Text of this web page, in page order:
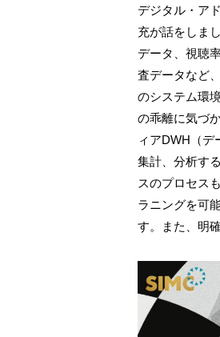
デジタル・ア
充が話をしま
データ、視聴
査データなど
のシステム環
の乖離に気づ
ィアDWH（デ
集計、分析す
スのプロセス
ラニングを可
す。また、明